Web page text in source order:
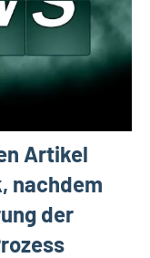
Artikel
nachdem
der